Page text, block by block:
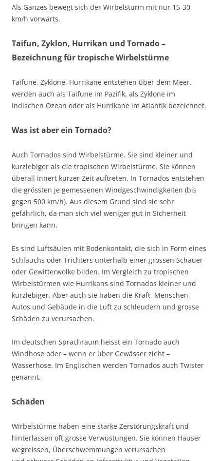
Als Ganzes bewegt sich der Wirbelsturm mit nur 15-30
km/h vorwärts.
Taifun, Zyklon, Hurrikan und Tornado –
Bezeichnung für tropische Wirbelstürme
Taifune, Zyklone, Hurrikane entstehen über dem Meer.
werden auch als Taifune im Pazifik, als Zyklone im
Indischen Ozean oder als Hurrikane im Atlantik bezeichnet.
Was ist aber ein Tornado?
Auch Tornados sind Wirbelstürme. Sie sind kleiner und
kurzlebiger als die tropischen Wirbelstürme. Sie können
überall innert kurzer Zeit auftreten. In Tornados entstehen
die grössten je gemessenen Windgeschwindigkeiten (bis
gegen 500 km/h). Aus diesem Grund sind sie sehr
gefährlich, da man sich viel weniger gut in Sicherheit
bringen kann.
Es sind Luftsäulen mit Bodenkontakt, die sich in Form eines
Schlauchs oder Trichters unterhalb einer grossen Schauer-
oder Gewitterwolke bilden. Im Vergleich zu tropischen
Wirbelstürmen wie Hurrikans sind Tornados kleiner und
kurzlebiger. Aber auch sie haben die Kraft, Menschen,
Autos und Gebäude in die Luft zu schleudern und grosse
Schäden zu verursachen.
Im deutschen Sprachraum heisst ein Tornado auch
Windhose oder – wenn er über Gewässer zieht –
Wasserhose. Im Englischen werden Tornados auch Twister
genannt.
Schäden
Wirbelstürme haben eine starke Zerstörungskraft und
hinterlassen oft grosse Verwüstungen. Sie können Häuser
wegreissen, Überschwemmungen verursachen